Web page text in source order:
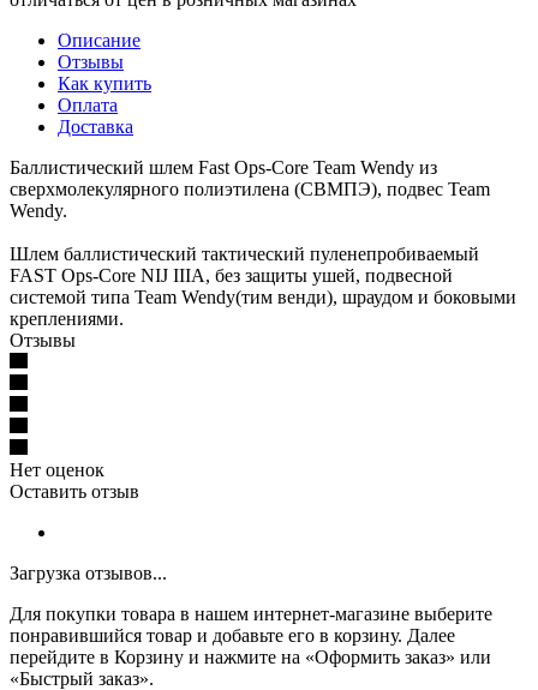
Описание
Отзывы
Как купить
Оплата
Доставка
Баллистический шлем Fast Ops-Core Team Wendy из
сверхмолекулярного полиэтилена (СВМПЭ), подвес Team
Wendy.
Шлем баллистический тактический пуленепробиваемый
FAST Ops-Core NIJ IIIA, без защиты ушей, подвесной
системой типа Team Wendy(тим венди), шраудом и боковыми
креплениями.
Отзывы
Нет оценок
Оставить отзыв
Загрузка отзывов...
Для покупки товара в нашем интернет-магазине выберите
понравившийся товар и добавьте его в корзину. Далее
перейдите в Корзину и нажмите на «Оформить заказ» или
«Быстрый заказ».